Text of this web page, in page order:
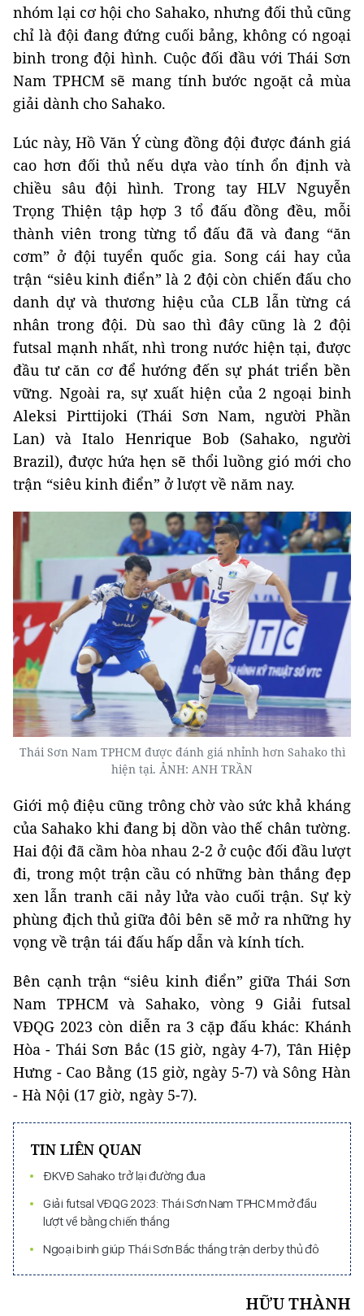
nhóm lại cơ hội cho Sahako, nhưng đối thủ cũng
chỉ là đội đang đứng cuối bảng, không có ngoại
binh trong đội hình. Cuộc đối đầu với Thái Sơn
Nam TPHCM sẽ mang tính bước ngoặt cả mùa
giải dành cho Sahako.
Lúc này, Hồ Văn Ý cùng đồng đội được đánh giá
cao hơn đối thủ nếu dựa vào tính ổn định và
chiều sâu đội hình. Trong tay HLV Nguyễn
Trọng Thiện tập hợp 3 tổ đấu đồng đều, mỗi
thành viên trong từng tổ đấu đã và đang “ăn
cơm” ở đội tuyển quốc gia. Song cái hay của
trận “siêu kinh điển” là 2 đội còn chiến đấu cho
danh dự và thương hiệu của CLB lẫn từng cá
nhân trong đội. Dù sao thì đây cũng là 2 đội
futsal mạnh nhất, nhì trong nước hiện tại, được
đầu tư căn cơ để hướng đến sự phát triển bền
vững. Ngoài ra, sự xuất hiện của 2 ngoại binh
Aleksi Pirttijoki (Thái Sơn Nam, người Phần
Lan) và Italo Henrique Bob (Sahako, người
Brazil), được hứa hẹn sẽ thổi luồng gió mới cho
trận “siêu kinh điển” ở lượt về năm nay.
Thái Sơn Nam TPHCM được đánh giá nhỉnh hơn Sahako thì
hiện tại. ẢNH: ANH TRẦN
Giới mộ điệu cũng trông chờ vào sức khả kháng
của Sahako khi đang bị dồn vào thế chân tường.
Hai đội đã cầm hòa nhau 2-2 ở cuộc đối đầu lượt
đi, trong một trận cầu có những bàn thắng đẹp
xen lẫn tranh cãi nảy lửa vào cuối trận. Sự kỳ
phùng địch thủ giữa đôi bên sẽ mở ra những hy
vọng về trận tái đấu hấp dẫn và kính tích.
Bên cạnh trận “siêu kinh điển” giữa Thái Sơn
Nam TPHCM và Sahako, vòng 9 Giải futsal
VĐQG 2023 còn diễn ra 3 cặp đấu khác: Khánh
Hòa - Thái Sơn Bắc (15 giờ, ngày 4-7), Tân Hiệp
Hưng - Cao Bằng (15 giờ, ngày 5-7) và Sông Hàn
- Hà Nội (17 giờ, ngày 5-7).
TIN LIÊN QUAN
ĐKVĐ Sahako trở lại đường đua
Giải futsal VĐQG 2023: Thái Sơn Nam TPHCM mở đầu
lượt về bằng chiến thắng
Ngoại binh giúp Thái Sơn Bắc thắng trận derby thủ đô
HỮU THÀNH